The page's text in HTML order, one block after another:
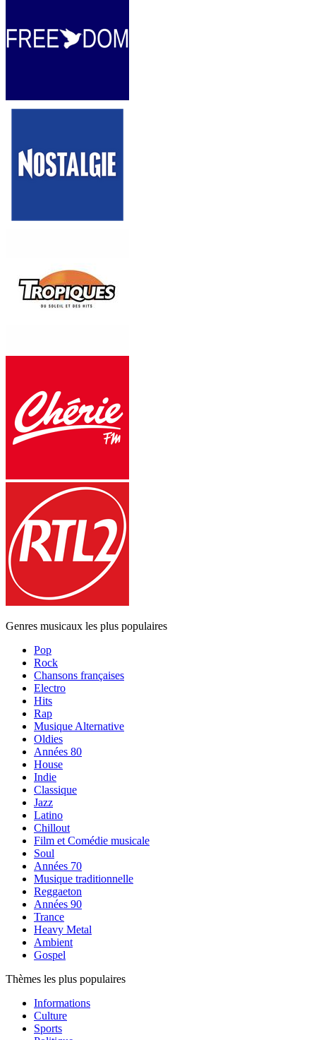
Genres musicaux les plus populaires
Pop
Rock
Chansons françaises
Electro
Hits
Rap
Musique Alternative
Oldies
Années 80
House
Indie
Classique
Jazz
Latino
Chillout
Film et Comédie musicale
Soul
Années 70
Musique traditionnelle
Reggaeton
Années 90
Trance
Heavy Metal
Ambient
Gospel
Thèmes les plus populaires
Informations
Culture
Sports